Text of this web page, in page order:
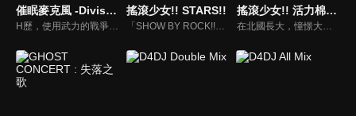
催眠麥克風 -Division Rap Battle- Rhyme Anima＋
H歷，使用武力的戰爭已經根絕，鬥爭不靠武力，而是以能夠干擾人類精神的特殊麥克風取代，其名就稱為「催眠麥克風」，藉由這個麥克風唱出的歌詞可以影響人類的交感神經和副交感神經，使人類變成各種狀態。H歷3年，人們用RAP來決勝負，男性生活在中王區以外的池袋、橫濱、澀谷和新宿等DIVISION。男人們賭上威信展開領土的戰爭。
搖滾少女!! STARS!!
「SHOW BY ROCK!!」過去曾推出過手機遊戲及多部動畫，是一個以樂團為中心的音樂主題作品。本次動畫新作《SHOW BY ROCK!! STARS!!》，將會登場 Mashumairesh!!、プラズマジカ、DOKONJOFINGER、シンガンクリムゾンズ、REIJINGSIGNAL、トライクロニカ、徒然なる操り霧幻庵、クリティクリスタ、BUDVIRGINLOGIC、ARCAREAFACT、Yokazenohorizon 等共計 11 組樂團。
搖滾少女!! 活力棉花糖!!
在北國長大，憧憬大都會的白狐女子「狐丸」，以一張甄選會的通知為契機，離開了故鄉，前往獨立樂隊聚集的聖地，下北澤。通過音樂交流，和夥伴們相遇，了解了夢境和現實、希望與絕望。狐丸能否遇見奇蹟？